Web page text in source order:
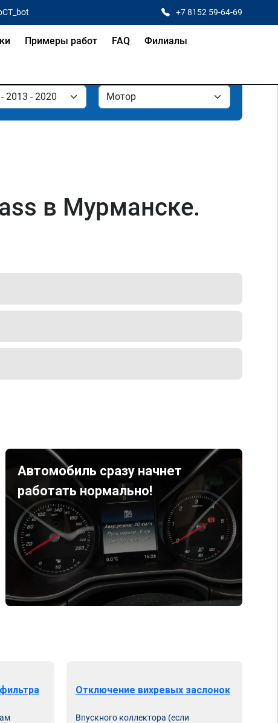
+7 8152 59-64-69
Примеры работ FAQ Филиалы
в Мурманске.
Автомобиль сразу начнет
работать нормально!
Отключение вихревых заслонок
Впускного коллектора (если